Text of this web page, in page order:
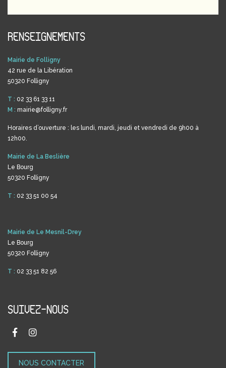
RENSEIGNEMENTS
Mairie de Folligny
42 rue de la Libération
50320 Folligny
T : 02 33 61 33 11
M : mairie@folligny.fr
Horaires d’ouverture : les lundi, mardi, jeudi et vendredi de 9h00 à
12h00.
Mairie de La Beslière
Le Bourg
50320 Folligny
T : 02 33 51 00 54
Mairie de Le Mesnil-Drey
Le Bourg
50320 Folligny
T : 02 33 51 82 56
SUIVEZ-NOUS
NOUS CONTACTER